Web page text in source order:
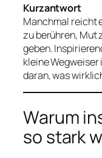
Kurzantwort
Manchmal reicht
zu berühren, Mut
geben.
kleine
daran, was
Warum
so stark